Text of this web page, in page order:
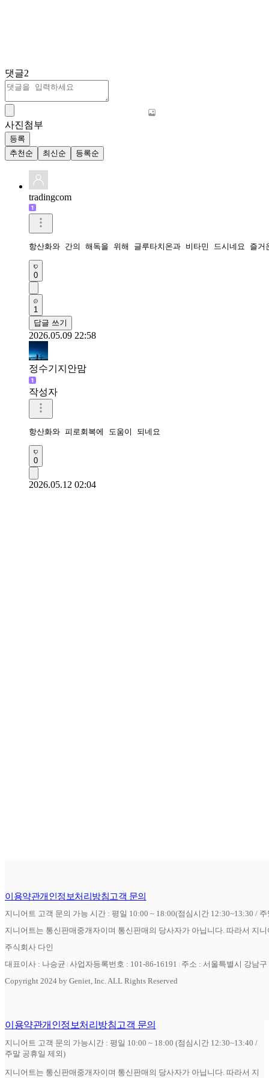
댓글2
사진첨부
등록
추천순
최신순 등록순
tradingcom
항산화와 간의 해독을 위해 글루타치온과 비타민 드시네요 즐
0
1
답글 쓰기
2026.05.09 22:58
정수기지안맘
작성자
항산화와 피로회복에 도움이 되네요
0
2026.05.12 02:04
이용약관개인정보처리방침고객 문의
지니어트 고객 문의 가능 시간 : 평일 10:00 ~ 18:00(점심시간 12:30~13:30 /
지니어트는 통신판매중개자이며 통신판매의 당사자가 아닙니다. 따라서 지
주식회사 다인
대표이사 : 나승균 사업자등록번호 : 101-86-16191
주소 : 서울특별시 강남
Copyright 2024 by Geniet, Inc. ALL Rights Reserved
이용약관개인정보처리방침고객 문의
지니어트 고객 문의 가능시간 : 평일 10:00 ~ 18:00 (점심시간 12:30~13:40 /
주말 공휴일 제외)
지니어트는 통신판매중개자이며 통신판매의 당사자가 아닙니다. 따라서 지